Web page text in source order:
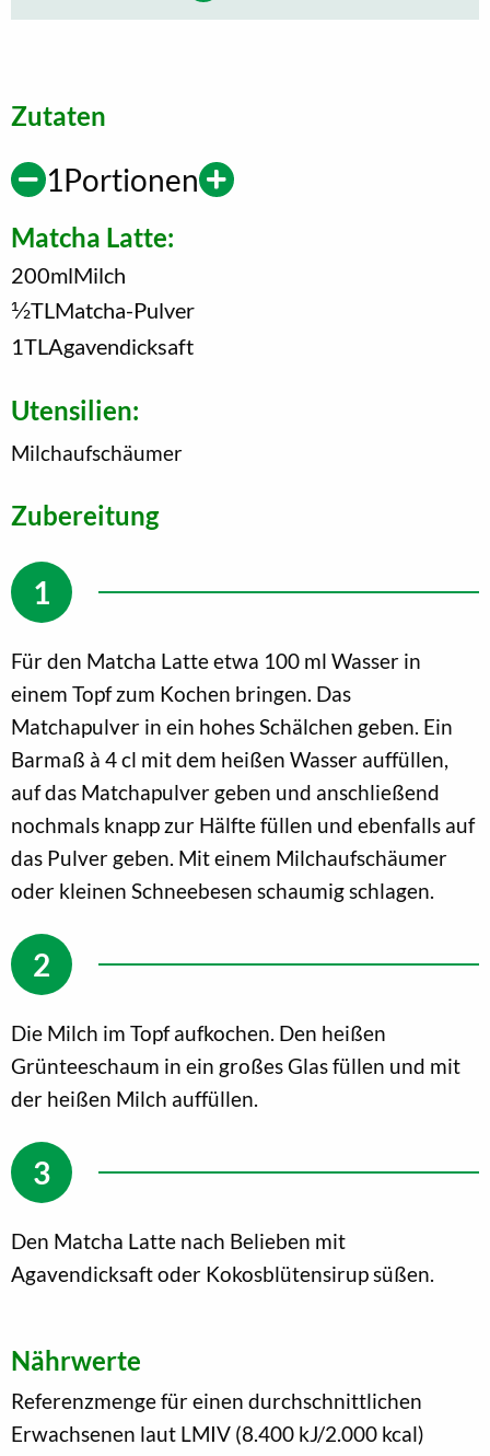
Zutaten
1 Portionen
Matcha Latte:
200mlMilch
1/2TL Matcha-Pulver
1TL Agavendicksaft
Utensilien:
Milchaufschäumer
Zubereitung
Für den Matcha Latte etwa 100 ml Wasser in
einem Topf zum Kochen bringen. Das
Matchapulver in ein hohes Schälchen geben. Ein
Barmaß à 4 cl mit dem heißen Wasser auffüllen,
auf das Matchapulver geben und anschließend
nochmals knapp zur Hälfte füllen und ebenfalls auf
das Pulver geben. Mit einem Milchaufschäumer
oder kleinen Schneebesen schaumig schlagen.
Die Milch im Topf aufkochen. Den heißen
Grünteeschaum in ein großes Glas füllen und mit
der heißen Milch auffüllen.
Den Matcha Latte nach Belieben mit
Agavendicksaft oder Kokosblütensirup süßen.
Nährwerte
Referenzmenge für einen durchschnittlichen
Erwachsenen laut LMIV (8.400 kJ/2.000 kcal)